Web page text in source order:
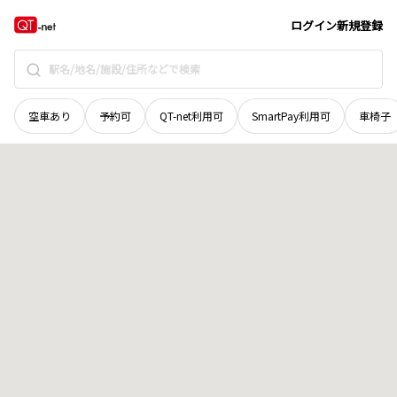
ログイン新規登録
空車あり 予約可 QT-net利用可 SmartPay利用可 車椅子
和歌山県